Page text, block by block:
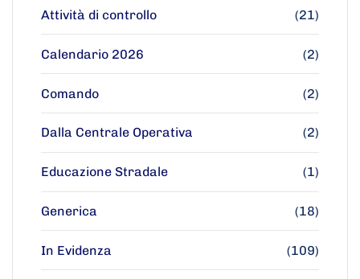
Attività di controllo (21)
Calendario 2026 (2)
Comando (2)
Dalla Centrale Operativa (2)
Educazione Stradale (1)
Generica (18)
In Evidenza (109)